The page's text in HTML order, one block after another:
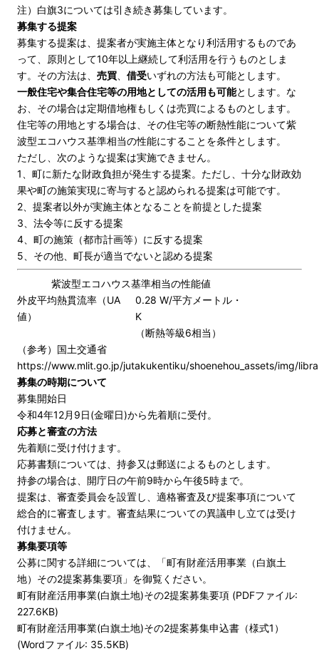
注）白旗3については引き続き募集しています。
募集する提案
募集する提案は、提案者が実施主体となり利活用するものであ
って、原則として10年以上継続して利活用を行うものとしま
す。その方法は、 売買 借受いずれの方法も可能とします。
一般住宅や集合住宅等の用地としての活用も可能とします。な
お、その場合は定期借地権もしくは売買によるものとします。
住宅等の用地とする場合は、その住宅等の断熱性能について紫
波型エコハウス基準相当の性能にすることを条件とします。
ただし、次のような提案は実施できません。
1、町に新たな財政負担が発生する提案。ただし、十分な財政効
果や町の施策実現に寄与すると認められる提案は可能です。
2、提案者以外が実施主体となることを前提とした提案
3、法令等に反する提案
4、町の施策（都市計画等）に反する提案
5、その他、町長が適当でないと認める提案
紫波型エコハウス基準相当の性能値
外皮平均熱貫流率（UA
値）
0.28 W/平方メートル・
K
（断熱等級6相当）
（参考）国土交通省
https://www.mlit.go.jp/jutakukentiku/shoenehou_assets/img/
募集の時期について
募集開始日
令和4年12月9日(金曜日)から先着順に受付。
応募と審査の方法
先着順に受け付けます。
応募書類については、持参又は郵送によるものとします。
持参の場合は、開庁日の午前9時から午後5時まで。
提案は、審査委員会を設置し、適格審査及び提案事項について
総合的に審査します。審査結果についての異議申し立ては受け
付けません。
募集要項等
公募に関する詳細については、「町有財産活用事業（白旗土
地）その2提案募集要項」を御覧ください。
町有財産活用事業(白旗土地)その2提案募集要項 (PDFファイル:
227.6KB)
町有財産活用事業(白旗土地)その2提案募集申込書（様式1）
(Wordファイル: 35.5KB)